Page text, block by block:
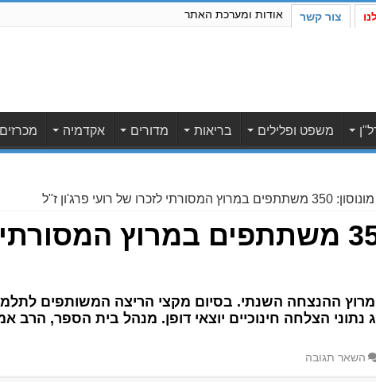
צור קשר אודות ומערכת האתר
משפט ופלילים בריאות מדורים אקדמיה
במרוץ המסורתי לזכרו של רועי פרג'ון ז"ל
יהוד מונוסון: 350 משתתפים במרוץ
מרוץ ההנצחה השנתי. בסיום מקצי הריצה המשותפים
הצלחה חינוכיים יוצאי דופן. מנהל בית הספר, הרב
השאר תגובה